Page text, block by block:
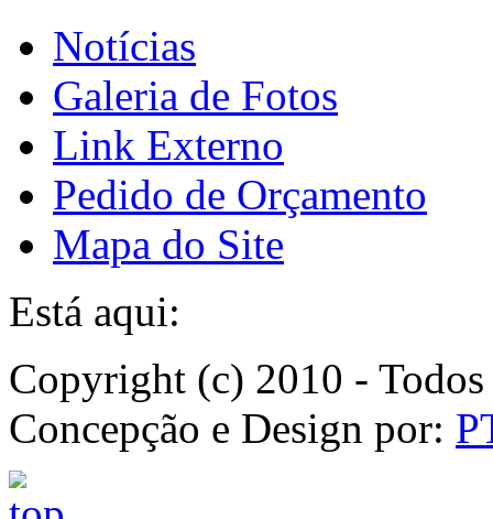
Notícias
Galeria de Fotos
Link Externo
Pedido de Orçamento
Mapa do Site
Está aqui:
Copyright (c) 2010 -
Concepção e Design por: